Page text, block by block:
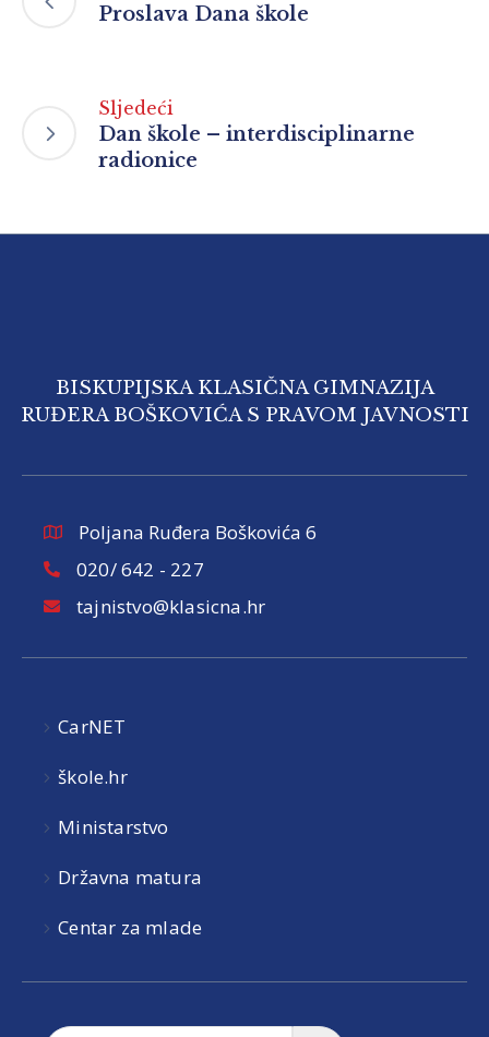
Proslava Dana škole
Sljedeći
Dan škole – interdisciplinarne
radionice
BISKUPIJSKA KLASIČNA GIMNAZIJA
RUĐERA BOŠKOVIĆA S PRAVOM JAVNOSTI
Poljana Ruđera Boškovića 6
020/ 642 - 227
tajnistvo@klasicna.hr
CarNET
škole.hr
Ministarstvo
Državna matura
Centar za mlade